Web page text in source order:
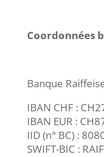
Coordonnées
Banque
IBAN CHF :
IBAN EUR :
IID (n° BC) :
SWIFT-BIC :